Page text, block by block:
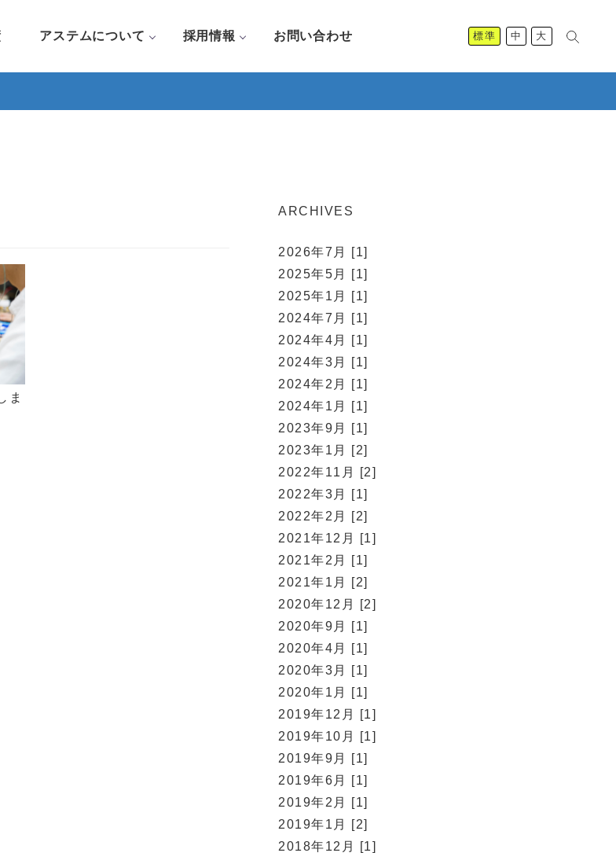
アステムについて 採用情報 お問い合わせ 標準 中 大
ま
ARCHIVES
2026年7月 [1]
2025年5月 [1]
2025年1月 [1]
2024年7月 [1]
2024年4月 [1]
2024年3月 [1]
2024年2月 [1]
2024年1月 [1]
2023年9月 [1]
2023年1月 [2]
2022年11月 [2]
2022年3月 [1]
2022年2月 [2]
2021年12月 [1]
2021年2月 [1]
2021年1月 [2]
2020年12月 [2]
2020年9月 [1]
2020年4月 [1]
2020年3月 [1]
2020年1月 [1]
2019年12月 [1]
2019年10月 [1]
2019年9月 [1]
2019年6月 [1]
2019年2月 [1]
2019年1月 [2]
2018年12月 [1]